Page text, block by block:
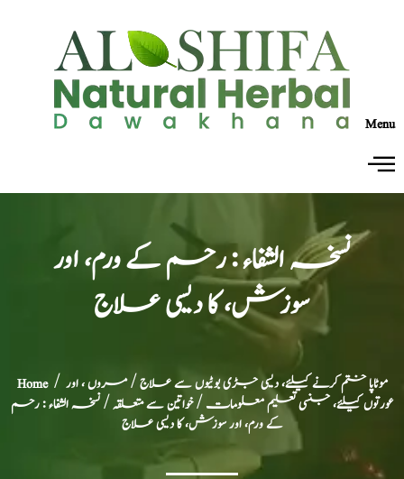
Menu
نسخہ الشفاء : رحم کے ورم، اور
سوزش، کا دیسی علاج
Home/ موٹاپا ختم کرنے کیلئے، دیسی جڑی بوٹیوں سے علاج/مروں ، اور
عورتوں کیلئے، جنسی تعلیم معلومات /خواتین سے متعلقہ/ نسخہ الشفاء : رحم
کے ورم، اور سوزش، کا دیسی علاج